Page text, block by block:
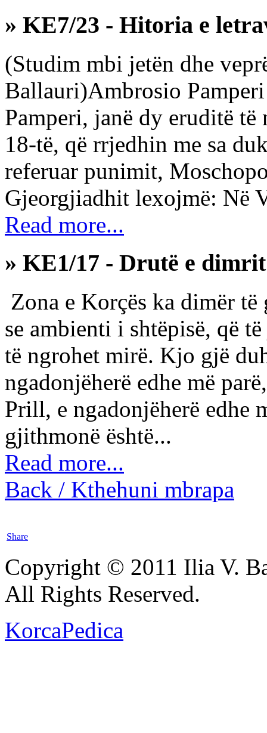
» KE7/23 - Hitoria e
(Studim mbi jetën dhe
Ballauri)Ambrosio
Pamperi, janë dy eruditë
18-të, që rrjedhin me sa
referuar punimit,
Gjeorgjiadhit lexojmë: Në
Read more...
» KE1/17 - Drutë e
Zona e Korçës ka dimër
se ambienti i shtëpisë, që
të ngrohet mirë. Kjo gjë
ngadonjëherë edhe më
Prill, e ngadonjëherë edhe
gjithmonë është...
Read more...
Back / Kthehuni mbrapa
Share
Copyright © 2011 Ilia V.
All Rights Reserved.
KorcaPedica